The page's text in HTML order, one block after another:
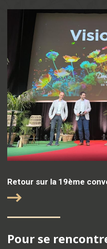
Retour sur la 19ème
Pour se